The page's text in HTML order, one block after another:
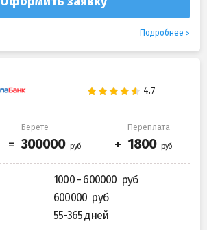
Подробнее
Берете Переплата
1000 - 600000
600000
55-365 дней